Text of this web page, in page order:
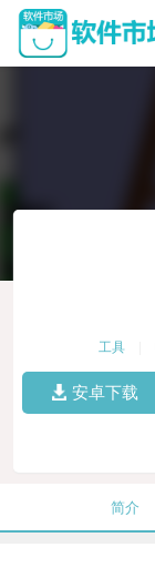
工具
安卓下载
简介